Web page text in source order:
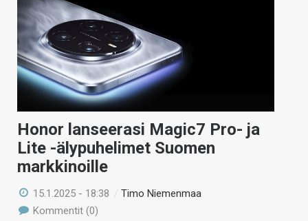
Honor lanseerasi Magic7 Pro- ja
Lite -älypuhelimet Suomen
markkinoille
15.1.2025 - 18:38 /Timo Niemenmaa
Kommentit (0)